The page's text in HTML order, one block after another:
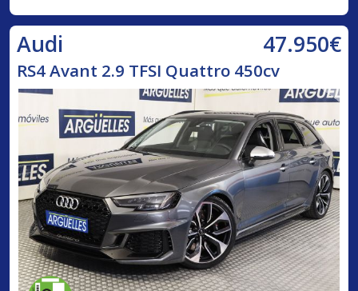
Audi 47.950€
RS4 Avant 2.9 TFSI Quattro 450cv